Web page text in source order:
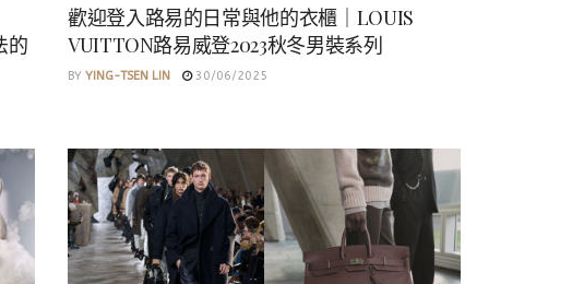
的
歡迎登入路易的日常與他的衣櫃｜LOUIS
VUITTON路易威登2023秋冬男裝系列
BY YING-TSEN LIN 30/06/2025